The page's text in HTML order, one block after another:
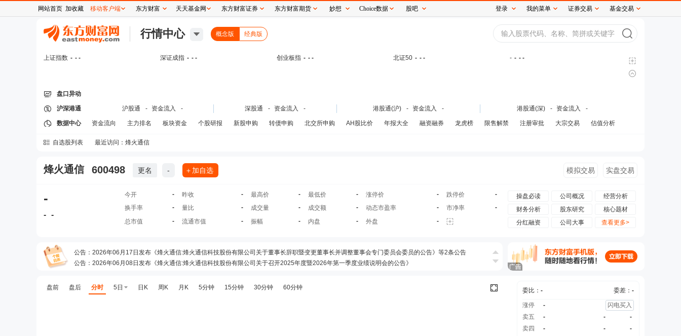
行情中心 概念版 经典版
上证指数 - - - 深证成指 - - - 创业板指 - - - 北证50 - - - - - - -
盘口异动
沪深港通 沪股通 - 资金流入 - 深股通 - 资金流入 - 港股通(沪) - 资金流入 - 港股通(深) - 资金流入 -
数据中心 资金流向 主力排名 板块资金 个股研报 新股申购 转债申购 北交所申购 AH股比价 年报大全 融资融券 龙虎榜 限售解禁 注册审批 大宗交易 估值分析
自选股列表 最近访问： 烽火通信
烽火通信 600498 更名 - ＋加自选 模拟交易 实盘交易
-
- -
今开 - 昨收 - 最高价 - 最低价 - 涨停价 - 跌停价
-
换手率
- 量比 - 成交量 - 成交额 - 动态市盈率 - 市净率
-
总市值
- 流通市值 - 振幅 - 内盘 - 外盘 -
操盘必读 公司概况
经营分析
财务分析
股东研究
核心题材
分红融资
公司大事 查看更多>
公告 ： 2026年06月17日发布《烽火通信:烽火通信科技股份有限公司关于董事长辞职暨变更董事长并调整董事会专门委员会委员的公告》等2条公告
公告 ： 2026年06月08日发布《烽火通信:烽火通信科技股份有限公司关于召开2025年度暨2026年第一季度业绩说明会的公告》
公告
2026年07月11日发布《烽火通信:致同会计师事务所(特殊普通合伙)关于烽火通信科技股份有限公司前次募集资金使用情况鉴证报告》等18条公告
并购重组：烽火通信科技股份有限公司(以下简称“烽火通信”、“公司”、“上市公司”)向株式会社藤仓(以下简称“藤仓日本”)及藤仓(中国)有限公司(以下简称“藤仓中国”)收购其持有的藤仓烽火光电材料科技有限公司(以下简称“藤仓烽火”)合计60%的股权,2026年7月10日,公司与藤仓日本、藤仓中国签订《股权转让合同》,拟以现金方式按合计人民币50,024.11万元的价格收购藤仓日本、藤仓中国分别持有的藤仓烽火40%、20%股权。本次收购完成后,公司将持有藤仓烽火100%股权。
盘前 盘后 分时 5日 日K 周K 月K 5分钟 15分钟 30分钟 60分钟 委比： - 委差： -
涨停 -
闪电买入
卖五
- -
-
卖四
- -
-
网站首页 加收藏 移动客户端 东方财富 天天基金网 东方财富证券 东方财富期货 妙想 Choice数据 股吧 登录 我的菜单 证券交易 基金交易